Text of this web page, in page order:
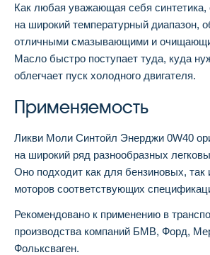
Как любая уважающая себя синтетика,
на широкий температурный диапазон,
отличными смазывающими и
Масло быстро поступает туда, куда
облегчает пуск холодного двигателя.
Применяемость
Ликви Моли Синтойл Энерджи 0W40
на широкий ряд разнообразных
Оно подходит как для бензиновых,
моторов соответствующих
Рекомендовано к применению в
производства компаний БМВ, Форд,
Фольксваген.